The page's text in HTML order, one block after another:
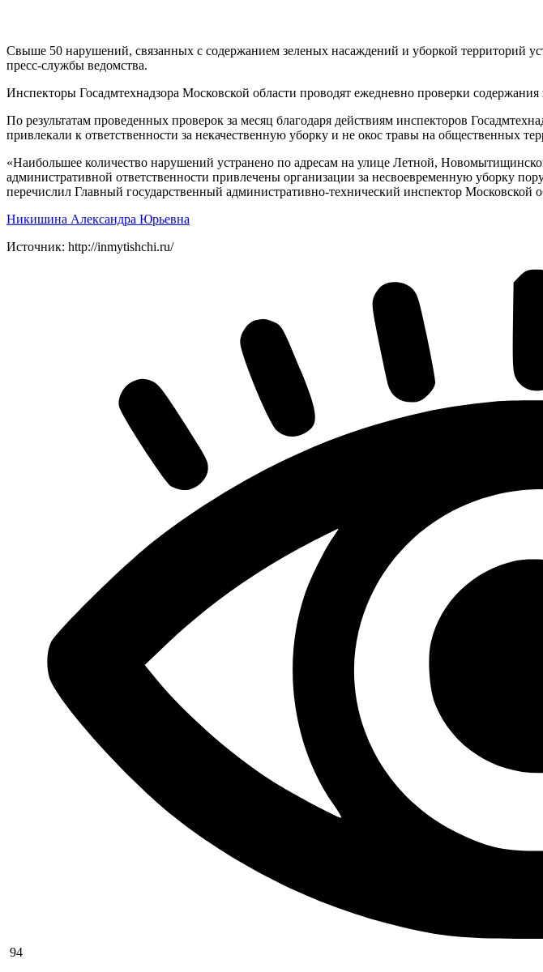
Свыше 50 нарушений, связанных с содержанием зеленых насаждений и уборкой территорий
пресс-службы ведомства.
Инспекторы Госадмтехнадзора Московской области проводят ежедневно проверки
По результатам проведенных проверок за месяц благодаря действиям инспекторов
привлекали к ответственности за некачественную уборку и не окос травы на общественных
«Наибольшее количество нарушений устранено по адресам на улице Летной,
административной ответственности привлечены организации за несвоевременную уборку
перечислил Главный государственный административно-технический инспектор Московской
Никишина Александра Юрьевна
Источник: http://inmytishchi.ru/
94